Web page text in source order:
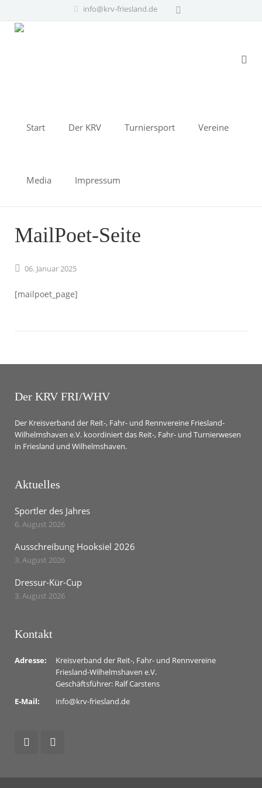
info@krv-friesland.de
Start Der KRV Turniersport Vereine
Media Impressum
MailPoet-Seite
06. Januar2025
[mailpoet_page]
Der KRV FRI/WHV
Der Kreisverband der Reit-, Fahr- und Rennvereine Friesland-
Wilhelmshaven e.V. koordiniert das Reit-, Fahr- und Turnierwesen
in Friesland und Wilhelmshaven.
Aktuelles
Sportler des Jahres
6. August 2026
Ausschreibung Hooksiel 2026
3. August 2026
Dressur-Kür-Cup
3. August 2026
Kontakt
Adresse:
Kreisverband der Reit-, Fahr- und Rennvereine
Friesland-Wilhelmshaven e.V.
Geschäftsführer: Ralf Carstens
E-Mail:
info@krv-friesland.de